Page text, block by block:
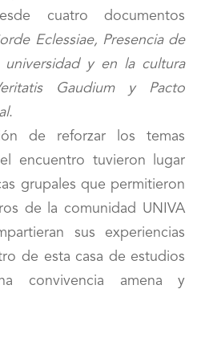
cuatro documentos
Eclessiae, Presencia de
y en la cultura
Gaudium y Pacto
.
de reforzar los temas
encuentro tuvieron lugar
grupales que permitieron
de la comunidad UNIVA
sus experiencias
de esta casa de estudios
convivencia amena y